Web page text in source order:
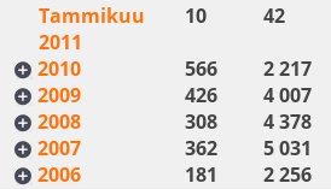
Tammikuu
2011
10 42
2010
566 2 217
2009
426 4 007
2008
308 4 378
2007
362 5 031
2006
181 2 256